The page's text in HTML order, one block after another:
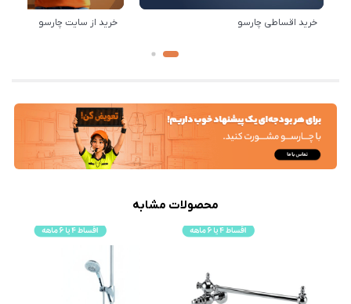
خرید اقساطی چارسو خرید از سایت چارسو
محصولات مشابه